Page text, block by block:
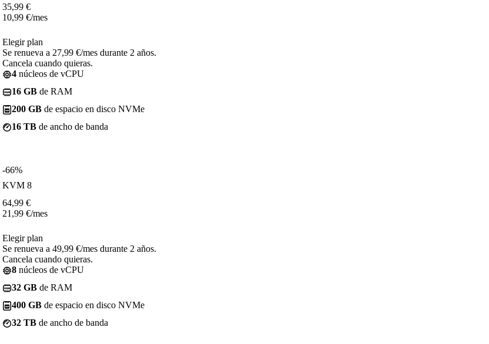
35,99 €
10,99 €/mes
Elegir plan
Se renueva a 27,99 €/mes durante 2 años.
Cancela cuando quieras.
4 núcleos de vCPU
16 GB de RAM
200 GB de espacio en disco NVMe
16 TB de ancho de banda
-66%
KVM 8
64,99 €
21,99 €/mes
Elegir plan
Se renueva a 49,99 €/mes durante 2 años.
Cancela cuando quieras.
8 núcleos de vCPU
32 GB de RAM
400 GB de espacio en disco NVMe
32 TB de ancho de banda